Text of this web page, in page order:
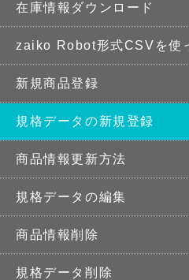
在庫情報ダウンロード
zaiko Robot形式CSVを使
新規商品登録
規格データの新規登録
商品情報更新方法
規格データの編集
商品情報削除
規格データ削除